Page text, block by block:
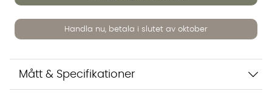
Handla nu, betala i slutet av oktober
Mått & Specifikationer
inte dina uppgifter med tredje part. Läs mer i vår